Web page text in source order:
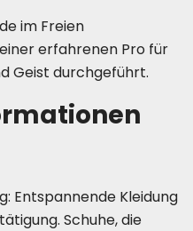
im Freien
erfahrenen Pro für
Geist durchgeführt.
Entspannende Kleidung
Schuhe, die